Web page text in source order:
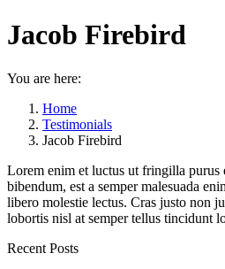
Jacob Firebird
You are here:
Home
Testimonials
Jacob Firebird
Lorem enim et luctus ut fringilla purus
bibendum, est a semper malesuada
libero molestie lectus. Cras justo non
lobortis nisl at semper tellus tincidunt
Recent Posts